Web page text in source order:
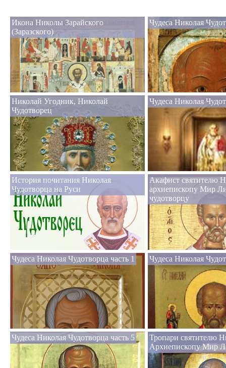
Икона Николы Зарайского
(Заразского)
Чудеса Николая
Николай Угодник, Николай
Чудотворец
Чудеса Николая
История почитания Николая
Чудотворца на Руси
Акафист святителю
архиепископу Мир
чудотворцу
Чудеса Николая Чудотворца часть 1 Чудеса Николая
Чудеса Николая Чудотворца часть 5
Тропари святителю
Архиепископу Мир